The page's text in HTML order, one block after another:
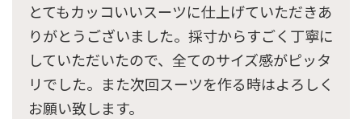
とてもカッコいいスーツに仕上げていただきあ
りがとうございました。採寸からすごく丁寧に
していただいたので、全てのサイズ感がピッタ
リでした。また次回スーツを作る時はよろしく
お願い致します。